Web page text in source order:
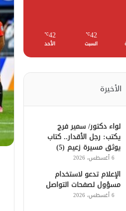
42
℃
السبت
42
℃
الأحد
الأخيرة
لواء دكتور/ سمير فرج
يكتب: رجل الأقدار.. كتاب
يوثق مسيرة زعيم (5)
6 أغسطس، 2026
الإعلام تدعو لاستخدام
مسؤول لصفحات التواصل
6 أغسطس، 2026